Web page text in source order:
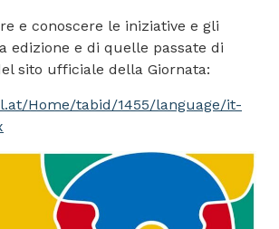
e conoscere le iniziative e gli
edizione e di quelle passate di
sito ufficiale della Giornata:
Home/tabid/1455/language/it-